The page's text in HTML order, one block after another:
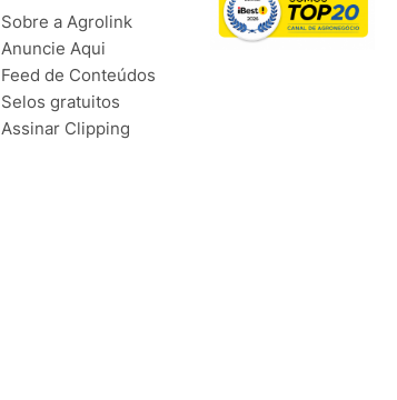
Sobre a Agrolink
Anuncie Aqui
Feed de Conteúdos
Selos gratuitos
Assinar Clipping